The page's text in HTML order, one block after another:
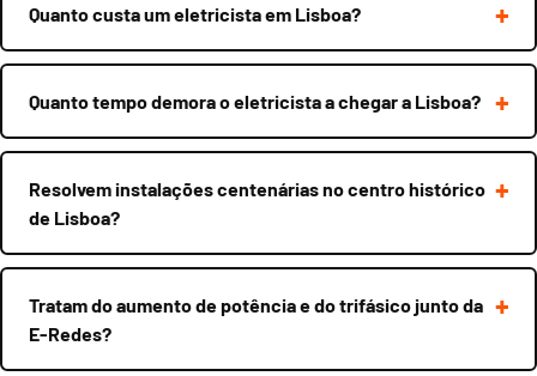
Quanto custa um eletricista em Lisboa?
Quanto tempo demora o eletricista a chegar a Lisboa?
Resolvem instalações centenárias no centro histórico
de Lisboa?
Tratam do aumento de potência e do trifásico junto da
E-Redes?